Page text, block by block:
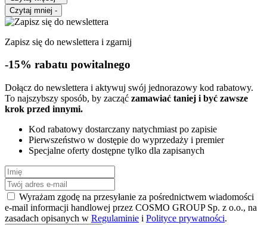
Czytaj mniej -
Zapisz się do newslettera i zgarnij
-15% rabatu powitalnego
Dołącz do newslettera i aktywuj swój jednorazowy kod rabatowy.
To najszybszy sposób, by zacząć zamawiać taniej i być zawsze
krok przed innymi.
Kod rabatowy dostarczany natychmiast po zapisie
Pierwszeństwo w dostępie do wyprzedaży i premier
Specjalne oferty dostępne tylko dla zapisanych
Wyrażam zgodę na przesyłanie za pośrednictwem wiadomości
e-mail informacji handlowej przez COSMO GROUP Sp. z o.o., na
zasadach opisanych w Regulaminie i Polityce prywatności.